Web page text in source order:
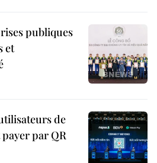
publiques
et
de
par QR